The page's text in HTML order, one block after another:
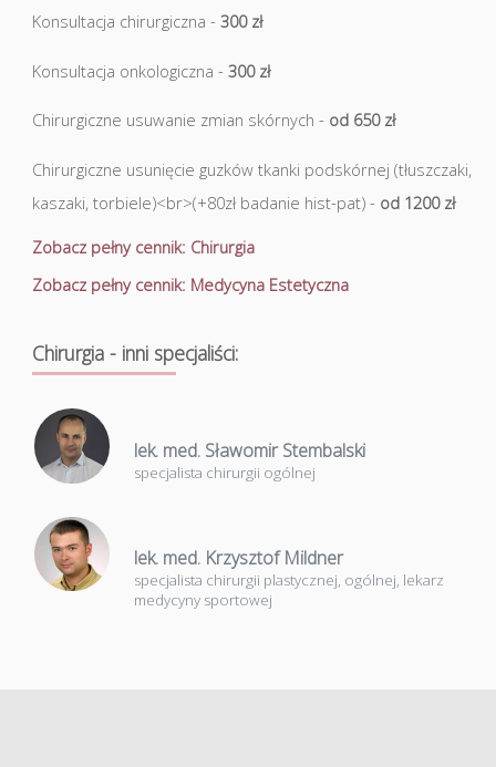
Konsultacja chirurgiczna - 300 zł
Konsultacja onkologiczna - 300 zł
Chirurgiczne usuwanie zmian skórnych - od 650 zł
Chirurgiczne usunięcie guzków tkanki podskórnej (tłuszczaki,
kaszaki, torbiele)<br>(+80zł badanie hist-pat) - od 1200 zł
Zobacz pełny cennik: Chirurgia
Zobacz pełny cennik: Medycyna Estetyczna
Chirurgia - inni specjaliści:
lek. med. Sławomir Stembalski
specjalista chirurgii ogólnej
lek. med. Krzysztof Mildner
specjalista chirurgii plastycznej, ogólnej, lekarz
medycyny sportowej